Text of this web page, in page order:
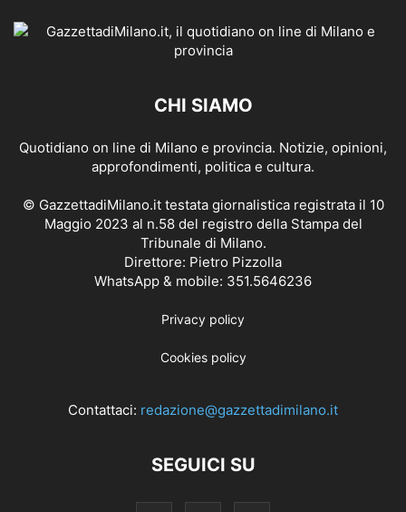
CHI SIAMO
Quotidiano on line di Milano e provincia. Notizie, opinioni,
approfondimenti, politica e cultura.
© GazzettadiMilano.it testata giornalistica registrata il 10
Maggio 2023 al n.58 del registro della Stampa del
Tribunale di Milano.
Direttore: Pietro Pizzolla
WhatsApp & mobile: 351.5646236
Privacy policy
Cookies policy
Contattaci: redazione@gazzettadimilano.it
SEGUICI SU